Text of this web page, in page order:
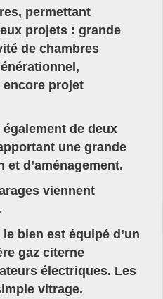
permettant
projets : grande
de chambres
projet
de deux
une grande
d’aménagement.
viennent
bien est équipé d’un
gaz citerne
électriques. Les
vitrage.